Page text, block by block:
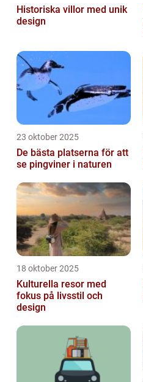
Historiska villor med unik
design
23 oktober 2025
De bästa platserna för att
se pingviner i naturen
18 oktober 2025
Kulturella resor med
fokus på livsstil och
design